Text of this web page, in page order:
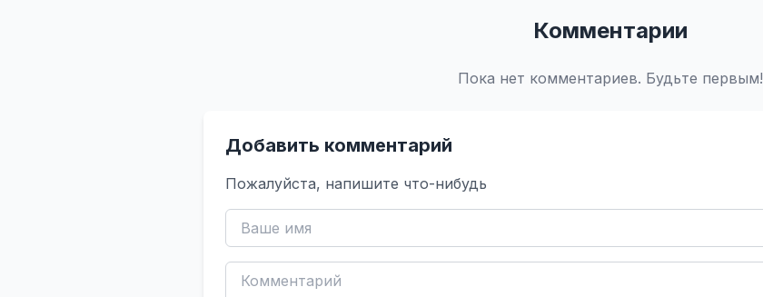
Комментарии
Пока нет комментариев. Будьте первым!
Добавить комментарий
Пожалуйста, напишите что-нибудь